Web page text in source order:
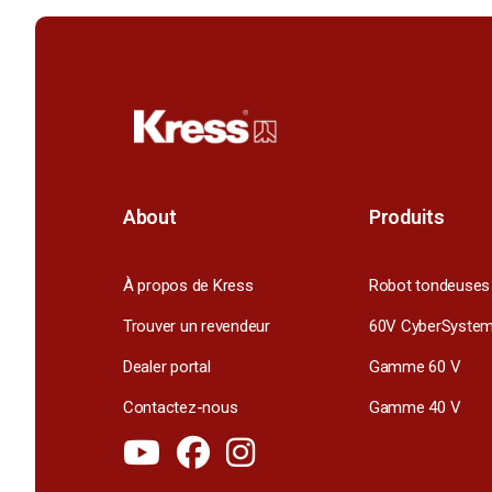
About
À propos de Kress
Trouver un revendeur
Dealer portal
Contactez-nous
Produits
Robot tondeuses
60V CyberSystem
Gamme 60 V
Gamme 40 V